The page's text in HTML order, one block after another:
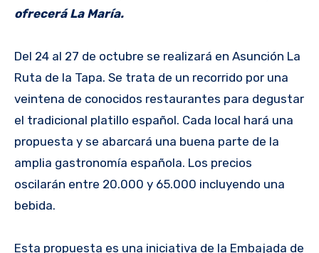
ofrecerá La María.
Del 24 al 27 de octubre se realizará en Asunción La
Ruta de la Tapa. Se trata de un recorrido por una
veintena de conocidos restaurantes para degustar
el tradicional platillo español. Cada local hará una
propuesta y se abarcará una buena parte de la
amplia gastronomía española. Los precios
oscilarán entre 20.000 y 65.000 incluyendo una
bebida.
Esta propuesta es una iniciativa de la Embajada de